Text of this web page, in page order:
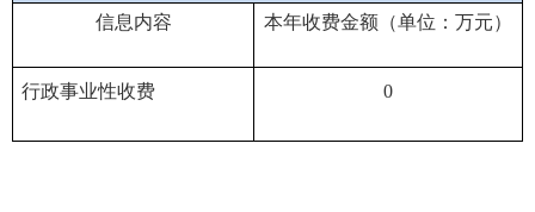
信息内容 本年收费金额（单位：万元）
行政事业性收费 0